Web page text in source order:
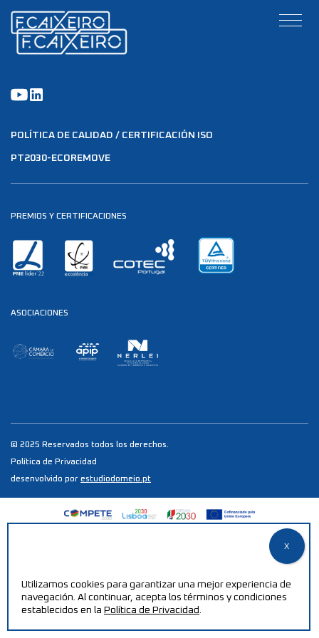
POLÍTICA DE CALIDAD / CERTIFICACIÓN ISO
PT2030-ECOREMOVE
PREMIOS Y CERTIFICACIONES
ASOCIACIONES
© 2025 Reservados todos los derechos.
Política de Privacidad
desenvolvido por estudiodomeio.pt
Utilizamos cookies para garantizar una mejor experiencia de
navegación. Al continuar, acepta los términos y condiciones
establecidos en la Política de Privacidad.